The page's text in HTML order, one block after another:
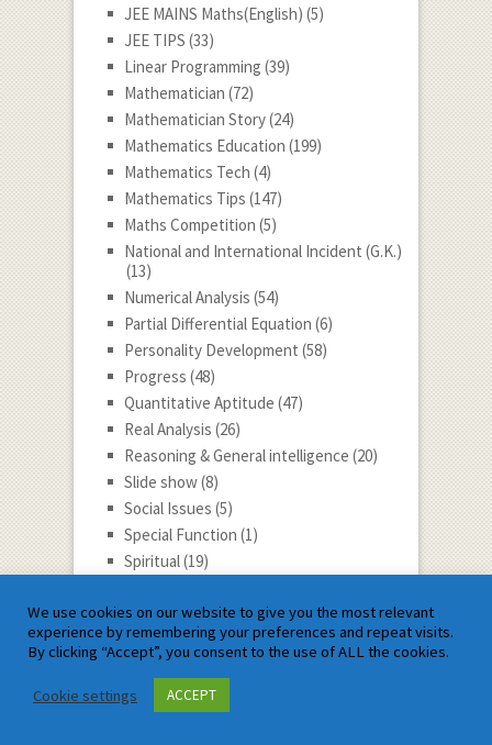
JEE MAINS Maths(English) (5)
JEE TIPS (33)
Linear Programming (39)
Mathematician (72)
Mathematician Story(24)
Mathematics Education (199)
Mathematics Tech (4)
Mathematics Tips (147)
Maths Competition (5)
National and International Incident (G.K.)
(13)
Numerical Analysis (54)
Partial Differential Equation (6)
Personality Development (58)
Progress (48)
Quantitative Aptitude (47)
Real Analysis (26)
Reasoning & General intelligence (20)
Slide show(8)
Social Issues (5)
Special Function (1)
Spiritual(19)
Students & Youth Guidence (1)
Success Tips(106)
Talent Search
Talent Tips(15)
Technology(8)
We use cookies on our website to give you the most relevant
experience by remembering your preferences and repeat visits.
By clicking “Accept”, you consent to the use of ALL the cookies.
Cookie settings ACCEPT